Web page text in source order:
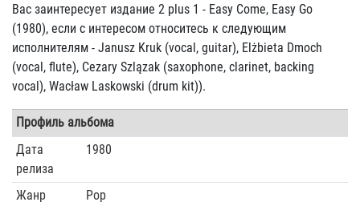
Вас заинтересует издание 2 plus 1 - Easy Come, Easy Go
(1980), если с интересом относитесь к следующим
исполнителям - Janusz Kruk (vocal, guitar), Elżbieta Dmoch
(vocal, flute), Cezary Szlązak (saxophone, clarinet, backing
vocal), Wacław Laskowski (drum kit)).
Профиль альбома
Дата
релиза
1980
Жанр
Pop